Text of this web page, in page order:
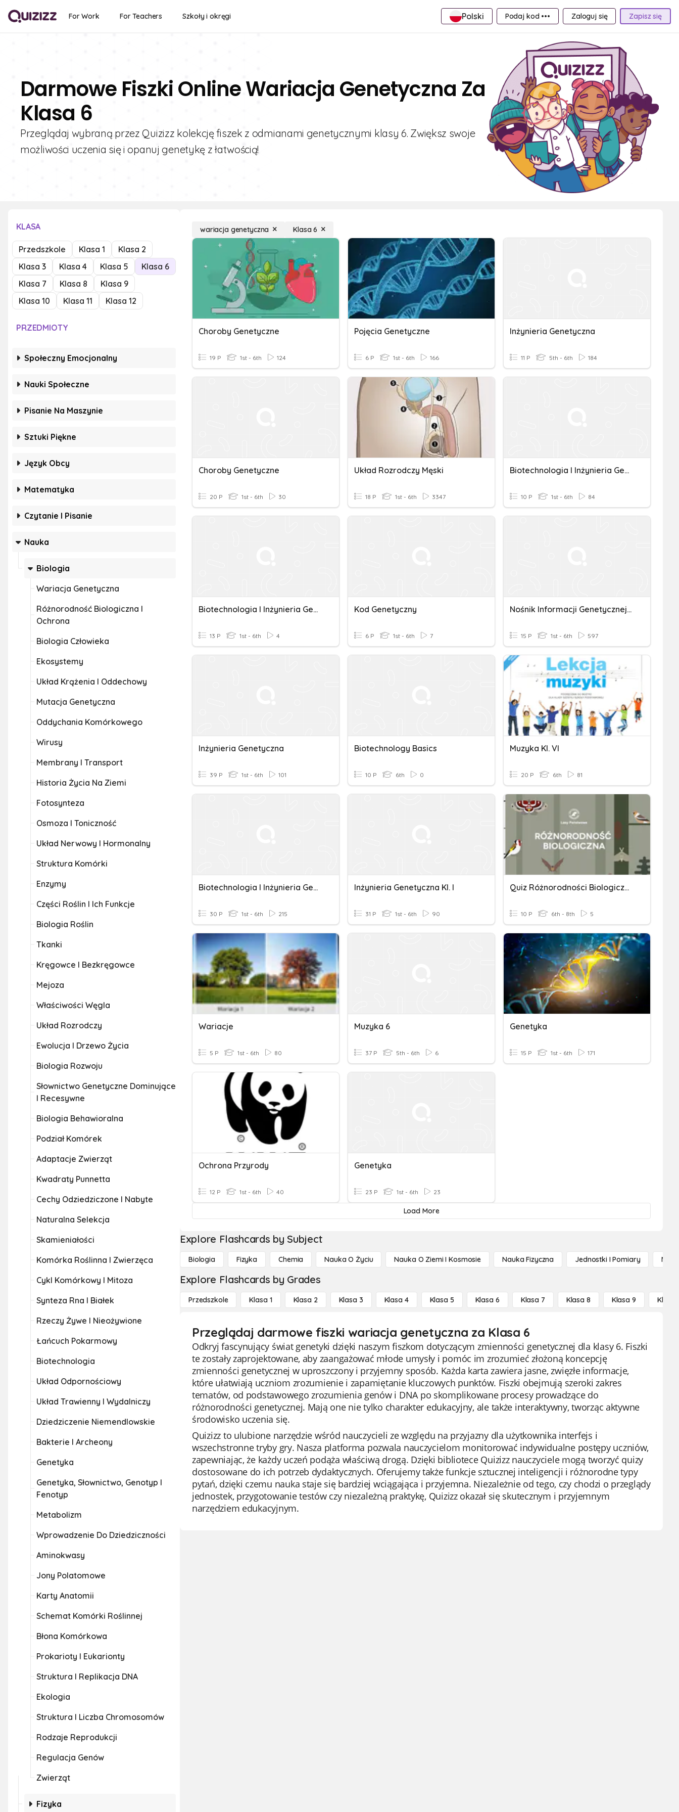
For Work For Teachers Szkoły i okręgi Polski Podaj kod ••• Zaloguj się Zapisz się
Darmowe Fiszki Online Wariacja Genetyczna Za
Klasa 6
Przeglądaj wybraną przez Quizizz kolekcję fiszek z odmianami genetycznymi klasy 6. Zwiększ swoje
możliwości uczenia się i opanuj genetykę z łatwością!
KLASA
Przedszkole Klasa 1
Klasa 2
Klasa 3
Klasa 4 Klasa 5
Klasa 6
Klasa 7
Klasa 8
Klasa 9
Klasa 10
Klasa 11 Klasa 12
PRZEDMIOTY
Społeczny Emocjonalny
Nauki Społeczne
Pisanie Na Maszynie
Sztuki Piękne
Język Obcy
Matematyka
Czytanie I Pisanie
Nauka
Biologia
Wariacja Genetyczna
Różnorodność Biologiczna I
Ochrona
Biologia Człowieka
Ekosystemy
Układ Krążenia I Oddechowy
Mutacja Genetyczna
Oddychania Komórkowego
Wirusy
Membrany I Transport
Historia Życia Na Ziemi
Fotosynteza
Osmoza I Toniczność
Układ Nerwowy I Hormonalny
Struktura Komórki
Enzymy
Części Roślin I Ich Funkcje
Biologia Roślin
Tkanki
Kręgowce I Bezkręgowce
Mejoza
Właściwości Węgla
Układ Rozrodczy
Ewolucja I Drzewo Życia
Biologia Rozwoju
Słownictwo Genetyczne Dominujące
I Recesywne
Biologia Behawioralna
Podział Komórek
Adaptacje Zwierząt
Kwadraty Punnetta
Cechy Odziedziczone I Nabyte
Naturalna Selekcja
Skamieniałości
Komórka Roślinna I Zwierzęca
Cykl Komórkowy I Mitoza
Synteza Rna I Białek
Rzeczy Żywe I Nieożywione
Łańcuch Pokarmowy
Biotechnologia
Układ Odpornościowy
Układ Trawienny I Wydalniczy
Dziedziczenie Niemendlowskie
Bakterie I Archeony
Genetyka
Genetyka, Słownictwo, Genotyp I
Fenotyp
Metabolizm
Wprowadzenie Do Dziedziczności
Aminokwasy
Jony Polatomowe
Karty Anatomii
Schemat Komórki Roślinnej
Błona Komórkowa
Prokarioty I Eukarionty
Struktura I Replikacja DNA
Ekologia
Struktura I Liczba Chromosomów
Rodzaje Reprodukcji
Regulacja Genów
Zwierząt
Fizyka
wariacja genetyczna Klasa 6
Choroby Genetyczne
19 P 1st - 6th 124
Pojęcia Genetyczne
6 P 1st - 6th 166
Inżynieria Genetyczna
11 P 5th - 6th 184
Choroby Genetyczne
20 P 1st - 6th 30
Układ Rozrodczy Męski
18 P 1st - 6th 3347
Biotechnologia I Inżynieria Genetyczna
10 P 1st - 6th 84
Biotechnologia I Inżynieria Genetyczna
13 P 1st - 6th 4
Kod Genetyczny
6 P 1st - 6th 7
Nośnik Informacji Genetycznej - DNA
15 P 1st - 6th 597
Inżynieria Genetyczna
39 P 1st - 6th 101
Biotechnology Basics
10 P 6th 0
Muzyka Kl. VI
20 P 6th 81
Biotechnologia I Inżynieria Genetyczna
30 P 1st - 6th 215
Inżynieria Genetyczna Kl. I
31 P 1st - 6th 90
Quiz Różnorodności Biologicznej
10 P 6th - 8th 5
Wariacje
5 P 1st - 6th 80
Muzyka 6
37 P 5th - 6th 6
Genetyka
15 P 1st - 6th 171
Ochrona Przyrody
12 P 1st - 6th 40
Genetyka
23 P 1st - 6th 23
Load More
Explore Flashcards by Subject
Biologia Fizyka Chemia Nauka O Życiu Nauka O Ziemi I Kosmosie Nauka Fizyczna Jednostki I Pomiary
Explore Flashcards by Grades
Przedszkole Klasa 1 Klasa 2 Klasa 3 Klasa 4 Klasa 5 Klasa 6 Klasa 7 Klasa 8 Klasa 9 Klasa
Przeglądaj darmowe fiszki wariacja genetyczna za Klasa 6
Odkryj fascynujący świat genetyki dzięki naszym fiszkom dotyczącym zmienności genetycznej dla klasy 6. Fiszki
te zostały zaprojektowane, aby zaangażować młode umysły i pomóc im zrozumieć złożoną koncepcję
zmienności genetycznej w uproszczony i przyjemny sposób. Każda karta zawiera jasne, zwięzłe informacje,
które ułatwiają uczniom zrozumienie i zapamiętanie kluczowych punktów. Fiszki obejmują szeroki zakres
tematów, od podstawowego zrozumienia genów i DNA po skomplikowane procesy prowadzące do
różnorodności genetycznej. Mają one nie tylko charakter edukacyjny, ale także interaktywny, tworząc aktywne
środowisko uczenia się.
Quizizz to ulubione narzędzie wśród nauczycieli ze względu na przyjazny dla użytkownika interfejs i
wszechstronne tryby gry. Nasza platforma pozwala nauczycielom monitorować indywidualne postępy uczniów,
zapewniając, że każdy uczeń podąża właściwą drogą. Dzięki bibliotece Quizizz nauczyciele mogą tworzyć quizy
dostosowane do ich potrzeb dydaktycznych. Oferujemy także funkcje sztucznej inteligencji i różnorodne typy
pytań, dzięki czemu nauka staje się bardziej wciągająca i przyjemna. Niezależnie od tego, czy chodzi o przeglądy
jednostek, przygotowanie testów czy niezależną praktykę, Quizizz okazał się skutecznym i przyjemnym
narzędziem edukacyjnym.